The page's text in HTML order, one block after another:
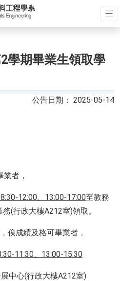
學期畢業生領取學
2025-05-14
者，
8:30-12:00、 13:00-17:00至教務
(行政大樓A212室)領取。
俟成績及格可畢業者，
11:30、 13:00-15:30
中心(行政大樓A212室)